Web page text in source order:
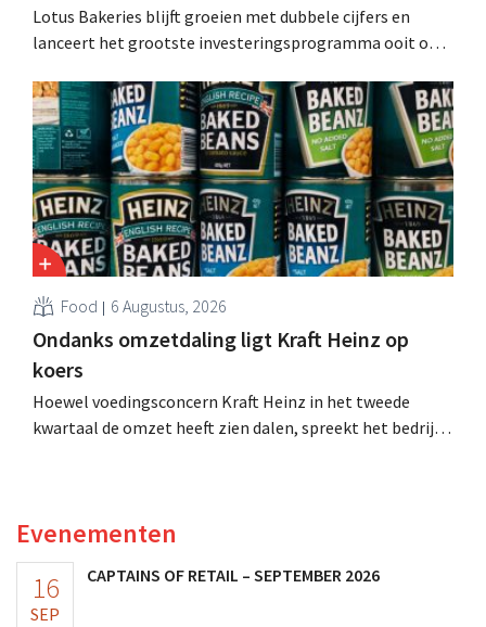
Lotus Bakeries blijft groeien met dubbele cijfers en
lanceert het grootste investeringsprogramma ooit om
moeten dit momentum grijpen”.
Food 6 Augustus, 2026
Ondanks omzetdaling ligt Kraft Heinz op
koers
Hoewel voedingsconcern Kraft Heinz in het tweede
kwartaal de omzet heeft zien dalen, spreekt het bedrijf
Evenementen
16
SEP
CAPTAINS OF RETAIL – SEPTEMBER 2026